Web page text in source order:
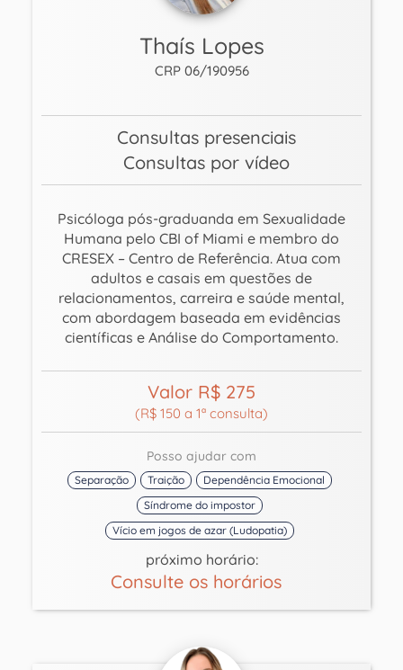
Thaís Lopes
CRP 06/190956
Consultas presenciais
Consultas por vídeo
Psicóloga pós-graduanda em Sexualidade
Humana pelo CBI of Miami e membro do
CRESEX – Centro de Referência. Atua com
adultos e casais em questões de
relacionamentos, carreira e saúde mental,
com abordagem baseada em evidências
científicas e Análise do Comportamento.
Valor R$ 275
(R$ 150 a 1ª consulta)
Posso ajudar com
Separação Traição
Dependência Emocional
Síndrome do impostor
Vício em jogos de azar (Ludopatia)
próximo horário:
Consulte os horários